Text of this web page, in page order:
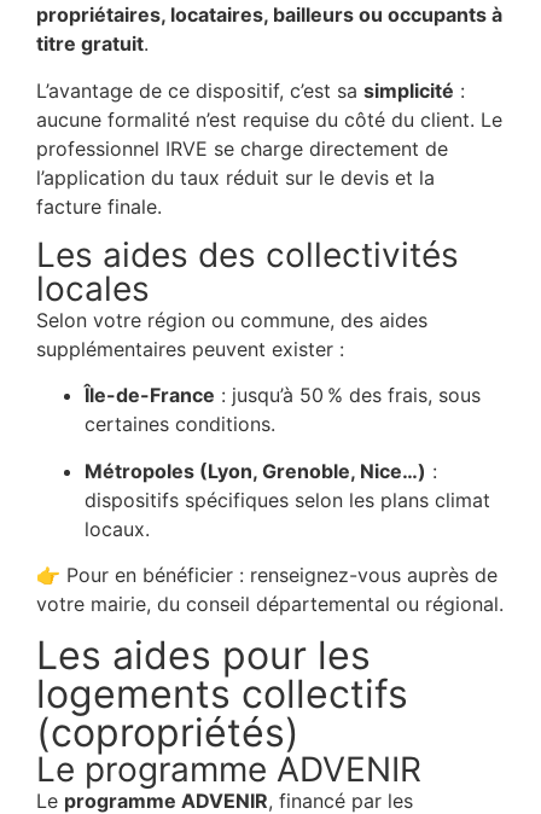
propriétaires, locataires, bailleurs ou occupants à
titre gratuit.
L’avantage de ce dispositif, c’est sa simplicité :
aucune formalité n’est requise du côté du client. Le
professionnel IRVE se charge directement de
l’application du taux réduit sur le devis et la
facture finale.
Les aides des collectivités
locales
Selon votre région ou commune, des aides
supplémentaires peuvent exister :
Île-de-France : jusqu’à 50 % des frais, sous
certaines conditions.
Métropoles (Lyon, Grenoble, Nice…) :
dispositifs spécifiques selon les plans climat
locaux.
👉 Pour en bénéficier : renseignez-vous auprès de
votre mairie, du conseil départemental ou régional.
Les aides pour les
logements collectifs
(copropriétés)
Le programme ADVENIR
Le programme ADVENIR, financé par les